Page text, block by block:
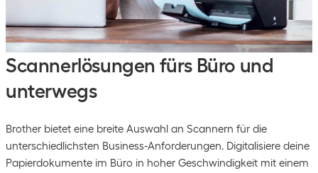
Scannerlösungen fürs Büro und
unterwegs
Brother bietet eine breite Auswahl an Scannern für die
unterschiedlichsten Business-Anforderungen. Digitalisiere deine
Papierdokumente im Büro in hoher Geschwindigkeit mit einem